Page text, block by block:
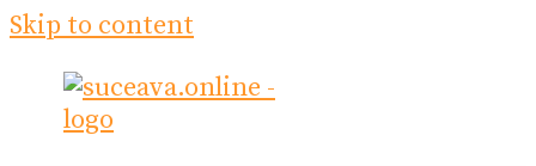
Skip to content